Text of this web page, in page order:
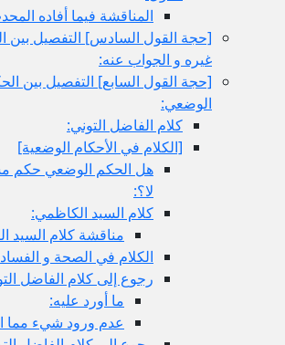
المناقشة فيما أفاده
[حجة القول السادس‏] التفصيل بين
غيره و الجواب عنه:
[حجة القول السابع‏] التفصيل بين
الوضعي:
كلام الفاضل التوني:
[الكلام في الأحكام الوضعية]
هل الحكم الوضعي حكم
لا؟:
كلام السيد الكاظمي:
مناقشة كلام السيد
الكلام في الصحة و
رجوع إلى كلام الفاضل
ما أورد عليه:
عدم ورود شي‏ء مما